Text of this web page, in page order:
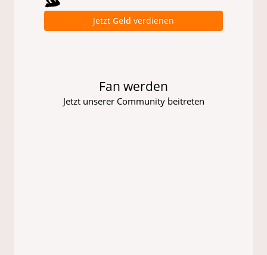
Jetzt Geld verdienen
Fan werden
Jetzt unserer Community beitreten